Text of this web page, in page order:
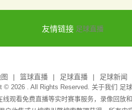
友情链接 足球直播
篮球直播 足球直播 足球新闻
© 2026 . All Rights Reserved. 关于我们 足
观看免费直播等实时赛事服务，录像回